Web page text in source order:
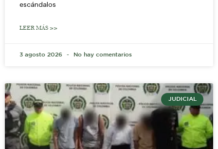
escándalos
LEER MÁS >>
3 agosto 2026 No hay comentarios
JUDICIAL